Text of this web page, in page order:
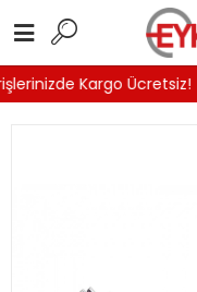
Kargo Ücretsiz!